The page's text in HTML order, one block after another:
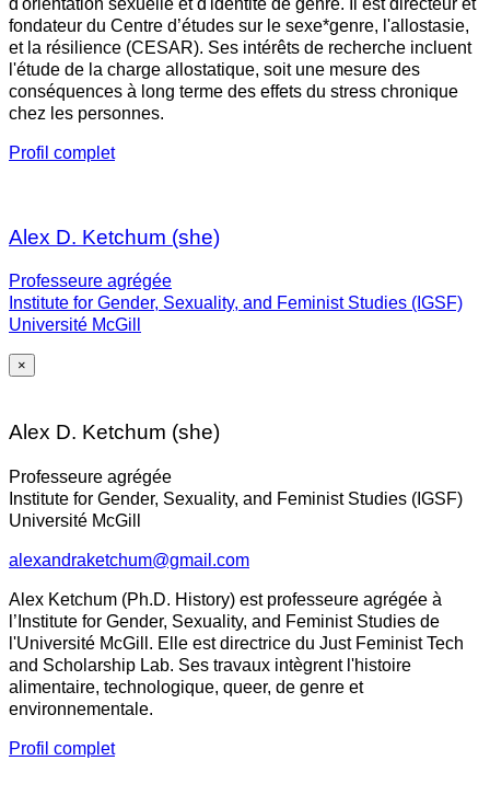
fondateur du Centre d’études sur le sexe*genre, l'allostasie,
et la résilience (CESAR). Ses intérêts de recherche incluent
l'étude de la charge allostatique, soit une mesure des
conséquences à long terme des effets du stress chronique
chez les personnes.
Profil complet
Alex D. Ketchum (she)
Professeure agrégée
Institute for Gender, Sexuality, and Feminist Studies (IGSF)
Université McGill
×
Alex D. Ketchum (she)
Professeure agrégée
Institute for Gender, Sexuality, and Feminist Studies (IGSF)
Université McGill
alexandraketchum@gmail.com
Alex Ketchum (Ph.D. History) est professeure agrégée à
l’Institute for Gender, Sexuality, and Feminist Studies de
l'Université McGill. Elle est directrice du Just Feminist Tech
and Scholarship Lab. Ses travaux intègrent l'histoire
alimentaire, technologique, queer, de genre et
environnementale.
Profil complet